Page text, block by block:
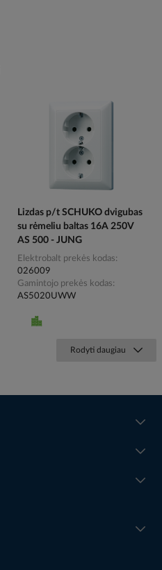
Lizdas p/t SCHUKO dvigubas
su rėmeliu baltas 16A 250V
AS 500 - JUNG
Elektrobalt prekės kodas
026009
Gamintojo prekės kodas
AS5020UWW
Rodyti daugiau